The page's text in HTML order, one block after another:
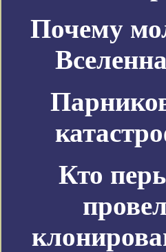
Почему
Кто
провел